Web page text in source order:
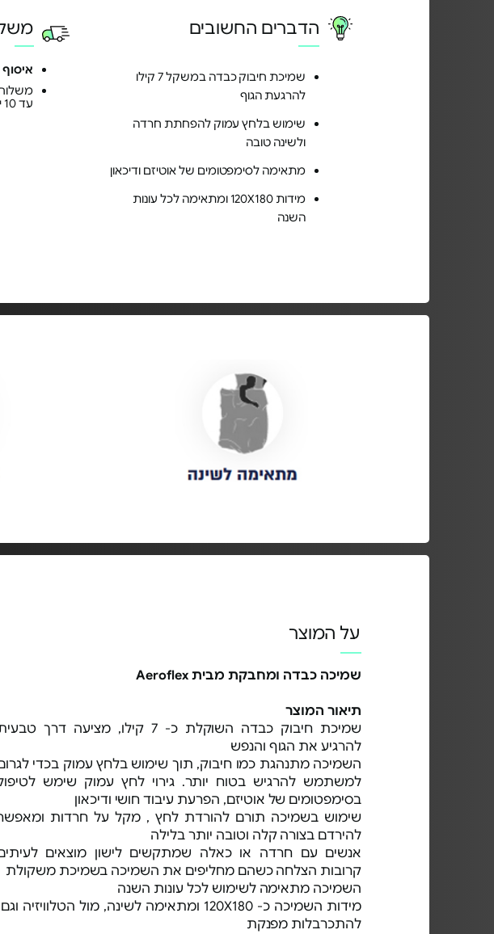
הדברים החשובים
שמיכת חיבוק כבדה במשקל 7 קילו
להרגעת הגוף
שימוש בלחץ עמוק להפחתת חרדה
ולשינה טובה
מתאימה לסימפטומים של אוטיזם ודיכאון
מידות 120X180 ומתאימה לכל עונות
השנה
עד 10 ימי עסקים
על המוצר
שמיכה כבדה ומחבקת מבית Aeroflex
תיאור המוצר
שמיכת חיבוק כבדה השוקלת כ- 7 קילו, מציעה דרך
להרגיע את הגוף והנפש
השמיכה מתנהגת כמו חיבוק, תוך שימוש בלחץ עמוק בכדי
למשתמש להרגיש בטוח יותר. גירוי לחץ עמוק שימש
בסימפטומים של אוטיזם, הפרעת עיבוד חושי ודיכאון
שימוש בשמיכה תורם להורדת לחץ , מקל על חרדות
להירדם בצורה קלה וטובה יותר בלילה
אנשים עם חרדה או כאלה שמתקשים לישון מוצאים
קרובות הצלחה כשהם מחליפים את השמיכה בשמיכת משקולת
השמיכה מתאימה לשימוש לכל עונות השנה
מידות השמיכה כ- 120X180 ומתאימה לשינה, מול הטלוויזיה וגם
להתכרבלות מפנקת